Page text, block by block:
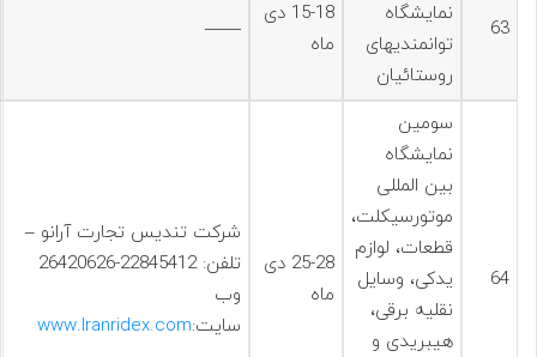
63
نمایشگاه
توانمندیهای
روستائیان
15-18 دی
ماه
——
64
سومین
نمایشگاه
بین المللی
موتورسیکلت،
قطعات، لوازم
یدکی، وسایل
نقلیه برقی،
هیبریدی و
25-28 دی
ماه
شرکت تندیس تجارت آرانو –
تلفن: 22845412-26420626
وب
سایت:www.Iranridex.com